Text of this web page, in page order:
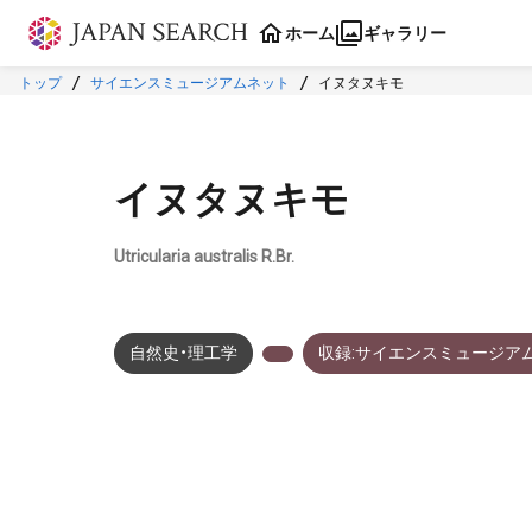
本文に飛ぶ
ホーム ギャラリー
トップ サイエンスミュージアムネット イヌタヌキモ
イヌタヌキモ
Utricularia australis R.Br.
自然史・理工学 収録:サイエンスミュージア